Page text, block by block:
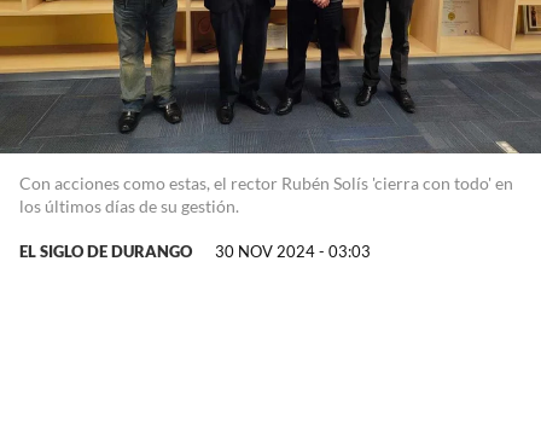
Con acciones como estas, el rector Rubén Solís 'cierra con todo' en
los últimos días de su gestión.
EL SIGLO DE DURANGO 30 NOV 2024 - 03:03